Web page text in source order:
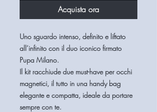
Acquista ora
Uno sguardo intenso, definito e liftato
all’infinito con il duo iconico firmato
Pupa Milano.
Il kit racchiude due must-have per occhi
magnetici, il tutto in una handy bag
elegante e compatta, ideale da portare
sempre con te.